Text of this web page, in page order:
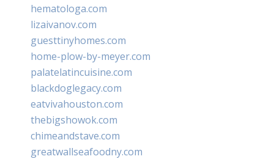
hematologa.com
lizaivanov.com
guesttinyhomes.com
home-plow-by-meyer.com
palatelatincuisine.com
blackdoglegacy.com
eatvivahouston.com
thebigshowok.com
chimeandstave.com
greatwallseafoodny.com